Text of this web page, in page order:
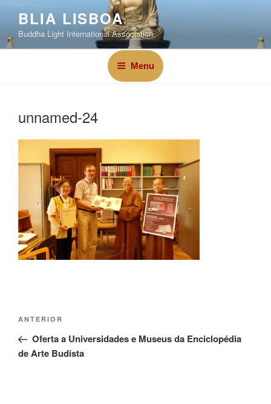
BLIA LISBOA
Buddha Light International Association
Menu
unnamed-24
ANTERIOR
Oferta a Universidades e Museus da Enciclopédia
de Arte Budista